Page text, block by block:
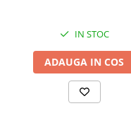
IN STOC
ADAUGA IN COS